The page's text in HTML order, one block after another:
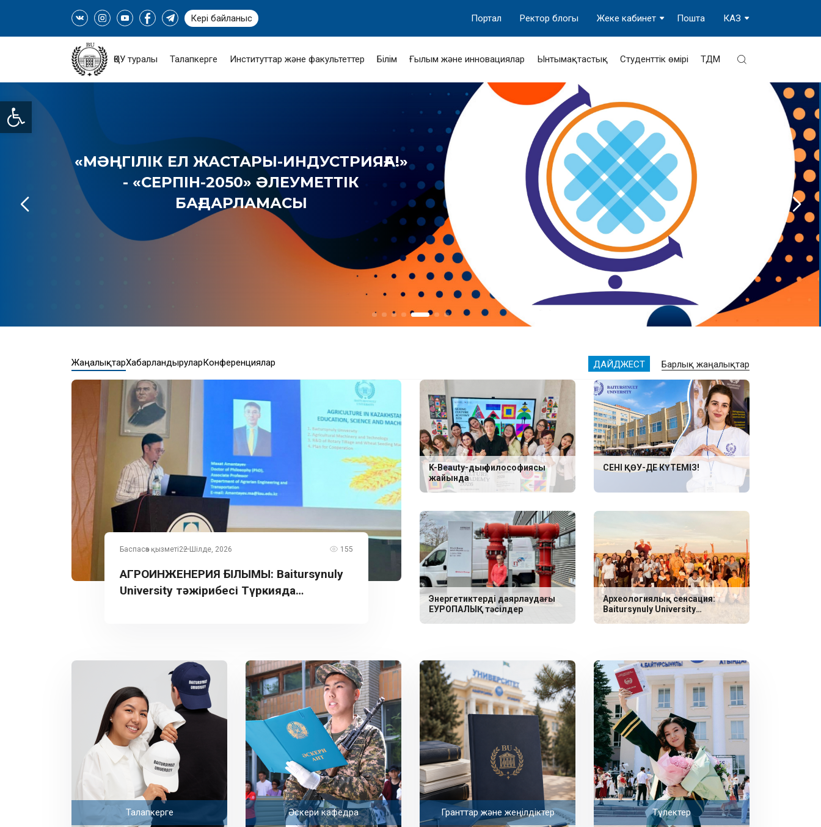
Open toolbar
Кері байланыс КАЗ
Пошта
Жеке кабинет
Ректор блогы
Портал
ҚӨУ туралы Талапкерге Институттар және факультеттер Білім Ғылым және инновациялар Ынтымақтастық Студенттік өмірі ТДМ
«МӘҢГІЛІК ЕЛ ЖАСТАРЫ-ИНДУСТРИЯҒА!»
- «СЕРПІН-2050» ӘЛЕУМЕТТІК
БАҒДАРЛАМАСЫ
ЖаңалықтарХабарландыруларКонференциялар ДАЙДЖЕСТ Барлық жаңалықтар
Баспасөз қызметі22 Шілде, 2026 155
АГРОИНЖЕНЕРИЯ ҒЫЛЫМЫ: Baitursynuly
University тәжірибесі Түркияда
K-Beauty-дың философиясы
жайында
СЕНІ ҚӨУ-ДЕ КҮТЕМІЗ!
Энергетиктерді даярлаудағы
ЕУРОПАЛЫҚ тәсілдер
Археологиялық сенсация:
Baitursynuly University
ғалымдары неолит дәуіріне
Талапкерге Әскери кафедра Гранттар және жеңілдіктер Түлектер